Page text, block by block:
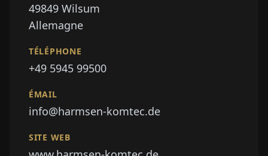
49849 Wilsum
Allemagne
TÉLÉPHONE
+49 5945 99500
ÉMAIL
info@harmsen-komtec.de
SITE WEB